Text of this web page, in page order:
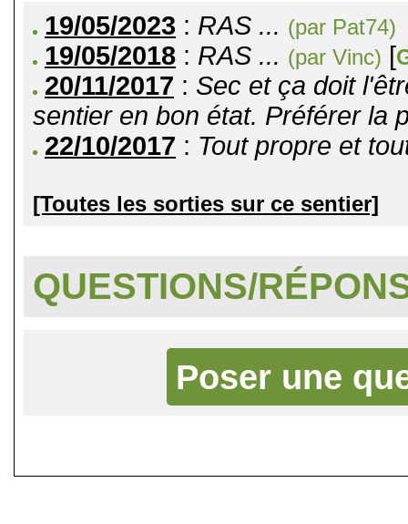
19/05/2023 : RAS ... (par Pat74)
19/05/2018 : RAS ... (par Vinc) [
20/11/2017 : Sec et ça doit
sentier en bon état. Préférer la
22/10/2017 : Tout propre et
[Toutes les sorties sur ce sentier]
QUESTIONS/
Poser une